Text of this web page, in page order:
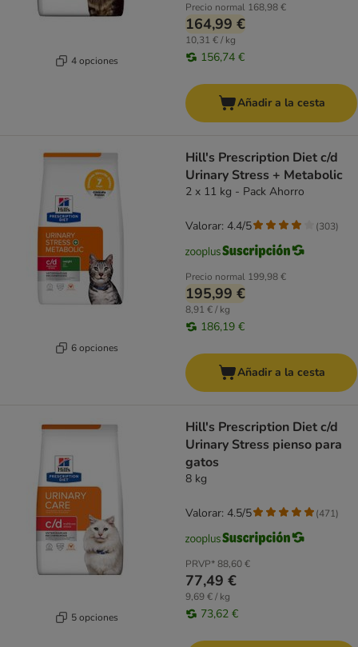
4 opciones
Precio normal 168,98 €
164,99 €
10,31 € / kg
156,74 €
Añadir a la cesta
6 opciones
Hill's Prescription Diet c/d
Urinary Stress + Metabolic
2 x 11 kg - Pack Ahorro
Precio normal 199,98 €
195,99 €
8,91 € / kg
186,19 €
Valorar: 4.4/5 (303)
Añadir a la cesta
5 opciones
Hill's Prescription Diet c/d
Urinary Stress pienso para
gatos
8 kg
PRVP*88,60 €
77,49 €
9,69 € / kg
73,62 €
Valorar: 4.5/5 (471)